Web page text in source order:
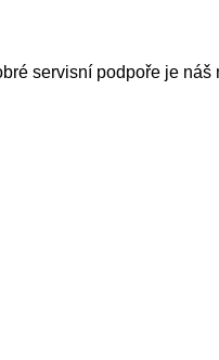
servisní podpoře je